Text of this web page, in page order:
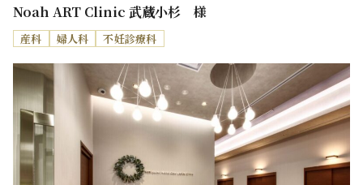
Noah ART Clinic 武蔵小杉 様
産科 婦人科 不妊診療科